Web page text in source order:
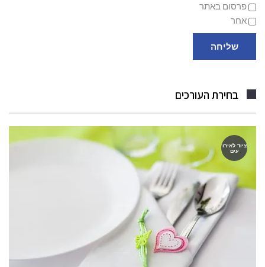
פרסום באתר
אחר
שליחה
בחירת העורכים
ציוד לאירו
עים